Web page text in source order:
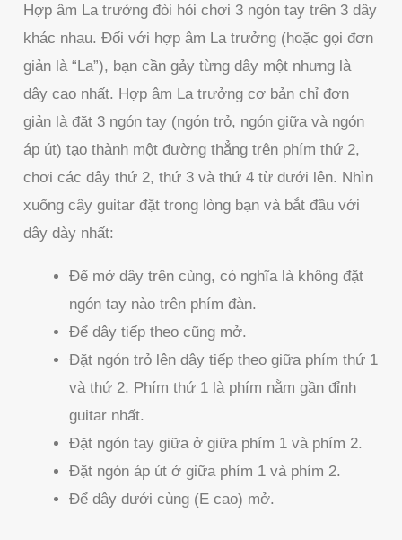
Hợp âm La trưởng đòi hỏi chơi 3 ngón tay trên 3 dây
khác nhau. Đối với hợp âm La trưởng (hoặc gọi đơn
giản là “La”), bạn cần gảy từng dây một nhưng là
dây cao nhất. Hợp âm La trưởng cơ bản chỉ đơn
giản là đặt 3 ngón tay (ngón trỏ, ngón giữa và ngón
áp út) tạo thành một đường thẳng trên phím thứ 2,
chơi các dây thứ 2, thứ 3 và thứ 4 từ dưới lên. Nhìn
xuống cây guitar đặt trong lòng bạn và bắt đầu với
dây dày nhất:
Để mở dây trên cùng, có nghĩa là không đặt
ngón tay nào trên phím đàn.
Để dây tiếp theo cũng mở.
Đặt ngón trỏ lên dây tiếp theo giữa phím thứ 1
và thứ 2. Phím thứ 1 là phím nằm gần đỉnh
guitar nhất.
Đặt ngón tay giữa ở giữa phím 1 và phím 2.
Đặt ngón áp út ở giữa phím 1 và phím 2.
Để dây dưới cùng (E cao) mở.